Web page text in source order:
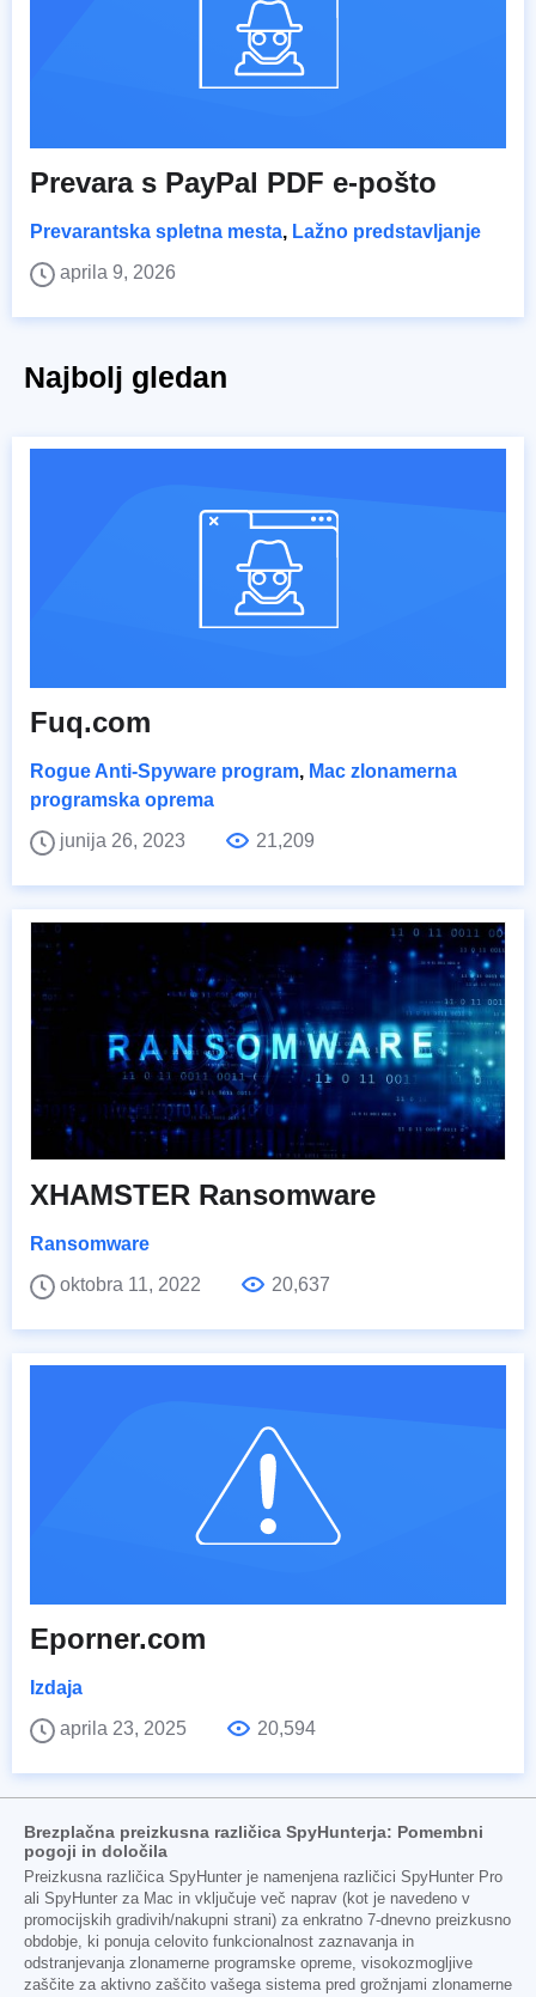
Prevara s PayPal PDF e-pošto
Prevarantska spletna mesta, Lažno predstavljanje
aprila 9, 2026
Najbolj gledan
Fuq.com
Rogue Anti-Spyware program, Mac zlonamerna
programska oprema
junija 26, 2023
21,209
XHAMSTER Ransomware
Ransomware
oktobra 11, 2022
20,637
Eporner.com
Izdaja
aprila 23, 2025
20,594
Brezplačna preizkusna različica SpyHunterja: Pomembni
pogoji in določila
Preizkusna različica SpyHunter je namenjena različici SpyHunter Pro
ali SpyHunter za Mac in vključuje več naprav (kot je navedeno v
promocijskih gradivih/nakupni strani) za enkratno 7-dnevno preizkusno
obdobje, ki ponuja celovito funkcionalnost zaznavanja in
odstranjevanja zlonamerne programske opreme, visokozmogljive
zaščite za aktivno zaščito vašega sistema pred grožnjami zlonamerne